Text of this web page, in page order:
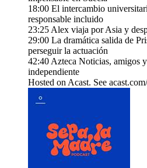
18:00 El intercambio
responsable incluido
23:25 Alex viaja por Asia y
29:00 La dramática salida de
perseguir la actuación
42:40 Azteca Noticias, amigos
independiente
Hosted on Acast. See